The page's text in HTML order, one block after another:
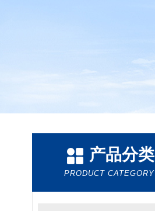
产品分类
PRODUCT CATEGORY